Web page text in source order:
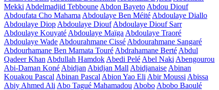
Mekki Abdelmadjid Tebboune Abdon Bayeto Abdou Diouf
Abdoufata Cho Mahama Abdoulaye Ben Méité Abdoulaye Diallo
Abdoulaye Diop Abdoulaye Diouf Abdoulaye Diouf Sarr
Abdoulaye Kouyaté Abdoulaye Maïga Abdoulaye Traoré
Abdoulaye Wade Abdourahmane Cissé Abdourahmane Sangaré
Abdourhamane Ben Mamata Touré Abdrahamane Berté Abdul
Qadeer Khan Abdullah Hamdok Abedi Pelé Abel Naki Abengourou
Abi-Daman Koné Abidjan Abidjan Mall Abidjanaise Abinan
Kouakou Pascal Abinan Pascal Abion Yao Eli Abir Moussi Abissa
Abiy Ahmed Ali Abo Tagué Mahamadou Abobo Abobo Baoulé